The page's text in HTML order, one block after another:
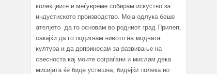
колекциите и меѓувреме собирам искуство за
индустиското производство. Моја одлука беше
ателјето да го основам во родниот град Прилеп,
сакајќи да го подигнам нивото на модната
култура и да допринесам за развивање на
свесноста кај моите сограѓани и мислам дека
мисијата ќе биде успешна, бидејќи полека но